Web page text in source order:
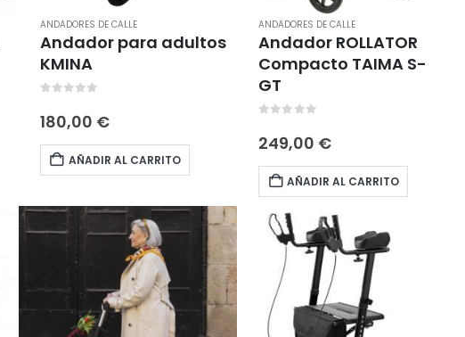
ANDADORES DE CALLE
Andador para adultos
KMINA
180,00 €
AÑADIR AL CARRITO
ANDADORES DE CALLE
Andador ROLLATOR
Compacto TAIMA S-
GT
249,00 €
AÑADIR AL CARRITO